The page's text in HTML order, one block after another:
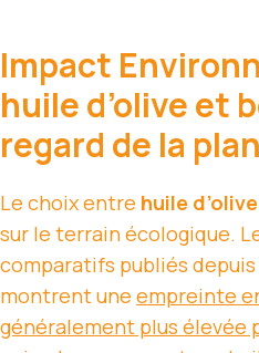
Impact
huile d’olive et
regard de la
Le choix entre huile d’olive
sur le terrain écologique.
comparatifs publiés depuis
montrent une empreinte
généralement plus élevée